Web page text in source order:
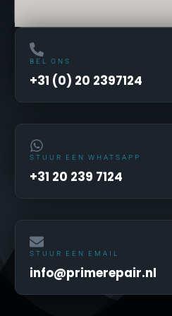
BEL ONS
+31 (0) 20 2397124
STUUR EEN WHATSAPP
+31 20 239 7124
STUUR EEN EMAIL
info@primerepair.nl